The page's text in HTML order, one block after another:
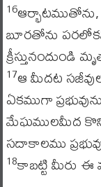
16ఆర్భాటముతోను,
బూరతోను
క్రీస్తునందుండి
17ఆ మీదట
ఏకముగా
మేఘములమీద
సదాకాలము
18కాబట్టి మీరు